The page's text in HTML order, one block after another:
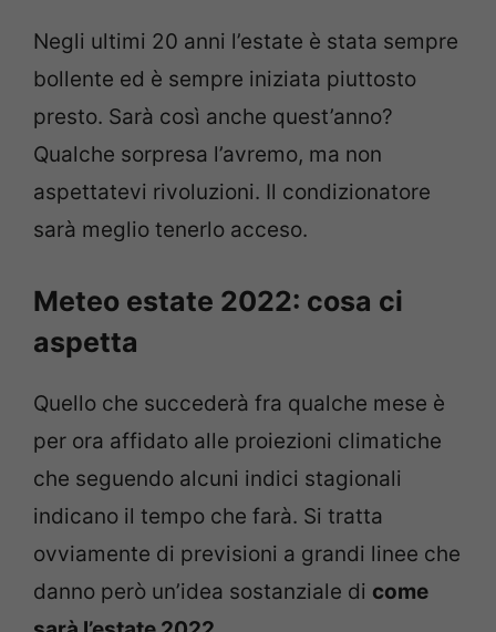
Negli ultimi 20 anni l’estate è stata sempre
bollente ed è sempre iniziata piuttosto
presto. Sarà così anche quest’anno?
Qualche sorpresa l’avremo, ma non
aspettatevi rivoluzioni. Il condizionatore
sarà meglio tenerlo acceso.
Meteo estate 2022: cosa ci
aspetta
Quello che succederà fra qualche mese è
per ora affidato alle proiezioni climatiche
che seguendo alcuni indici stagionali
indicano il tempo che farà. Si tratta
ovviamente di previsioni a grandi linee che
danno però un’idea sostanziale di come